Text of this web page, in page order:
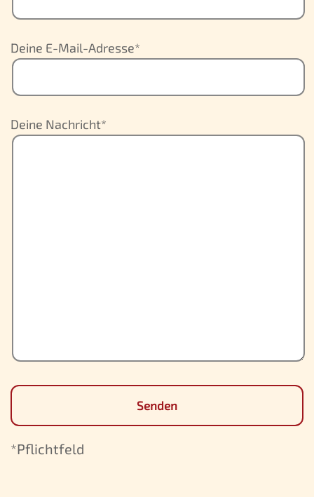
Deine E-Mail-Adresse*
Deine Nachricht*
*Pflichtfeld